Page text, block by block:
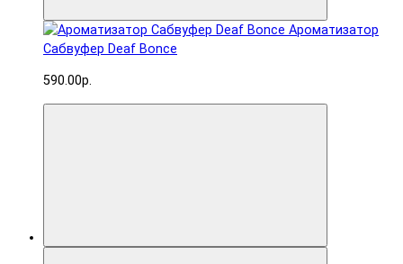
Ароматизатор
Сабвуфер Deaf Bonce
590.00р.